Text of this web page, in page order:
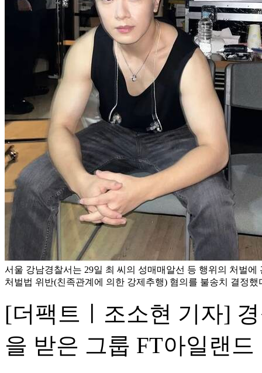
서울 강남경찰서는 29일 최 씨의 성매매알선 등 행위의 처벌
처벌법 위반(친족관계에 의한 강제추행) 혐의를 불송치 결정했
[더팩트ㅣ조소현 기자]
을 받은 그룹 FT아일랜